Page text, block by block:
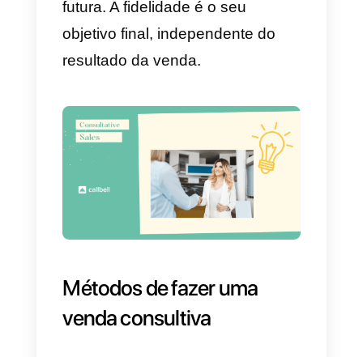
O perfil do vendedor: a
peça chave da venda
consultiva
O perfil de um vendedor que está
fazendo uma venda consultiva.
Deve ser a de uma pessoa
compreensão do produto que se